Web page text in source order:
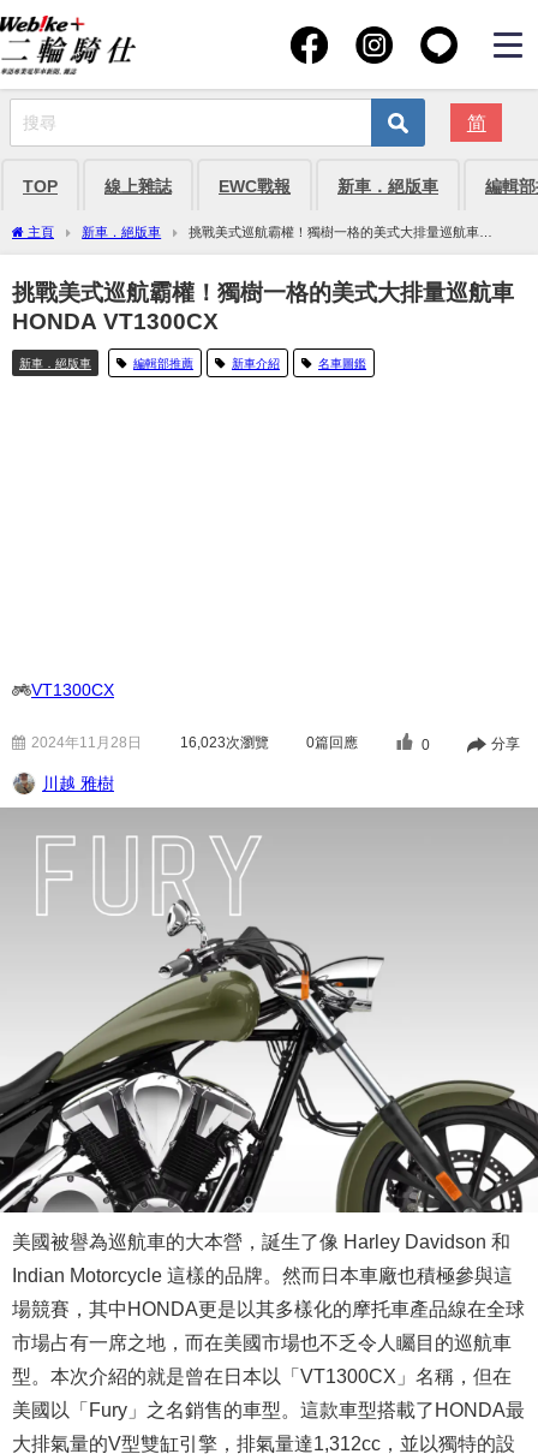
简
TOP 線上雜誌 EWC戰報 新車．絕版車 編輯
主頁 新車．絕版車
挑戰美式巡航霸權！獨樹一格的美式大排量巡航車
HONDA VT1300CX
挑戰美式巡航霸權！獨樹一格的美式大排量巡航車
HONDA VT1300CX
新車．絕版車 編輯部推薦 新車介紹 名車圖鑑
VT1300CX
2024年11月28日 16,023次瀏覽 0篇回應 0 分享
川越 雅樹
美國被譽為巡航車的大本營，誕生了像 Harley Davidson 和
Indian Motorcycle 這樣的品牌。然而日本車廠也積極參與這
場競賽，其中HONDA更是以其多樣化的摩托車產品線在全球
市場占有一席之地，而在美國市場也不乏令人矚目的巡航車
型。本次介紹的就是曾在日本以「VT1300CX」名稱，但在
美國以「Fury」之名銷售的車型。這款車型搭載了HONDA最
大排氣量的V型雙缸引擎，排氣量達1,312cc，並以獨特的設